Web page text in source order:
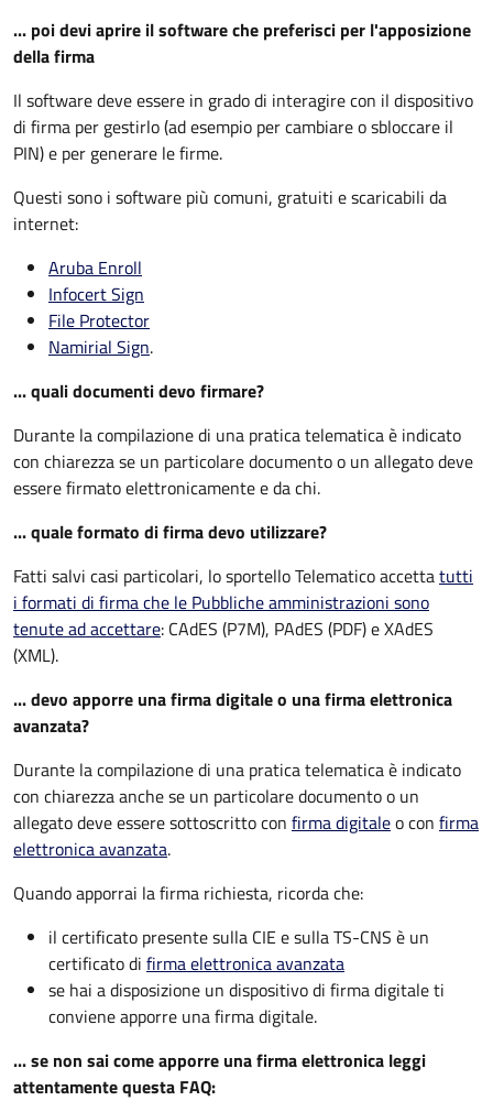
... poi devi aprire il software che preferisci per l'apposizione
della firma
Il software deve essere in grado di interagire con il dispositivo
di firma per gestirlo (ad esempio per cambiare o sbloccare il
PIN) e per generare le firme.
Questi sono i software più comuni, gratuiti e scaricabili da
internet:
Aruba Enroll
Infocert Sign
File Protector
Namirial Sign.
... quali documenti devo firmare?
Durante la compilazione di una pratica telematica è indicato
con chiarezza se un particolare documento o un allegato deve
essere firmato elettronicamente e da chi.
... quale formato di firma devo utilizzare?
Fatti salvi casi particolari, lo sportello Telematico accettatutti
i formati di firma che le Pubbliche amministrazioni sono
tenute ad accettare: CAdES (P7M), PAdES (PDF) e XAdES
(XML).
... devo apporre una firma digitale o una firma elettronica
avanzata?
Durante la compilazione di una pratica telematica è indicato
con chiarezza anche se un particolare documento o un
allegato deve essere sottoscritto con firma digitaleo con firma
elettronica avanzata.
Quando apporrai la firma richiesta, ricorda che:
il certificato presente sulla CIE e sulla TS-CNS è un
certificato di firma elettronica avanzata
se hai a disposizione un dispositivo di firma digitale ti
conviene apporre una firma digitale.
... se non sai come apporre una firma elettronica leggi
attentamente questa FAQ: